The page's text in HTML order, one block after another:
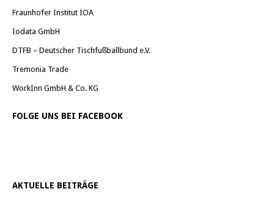
Fraunhofer Institut IOA
Iodata GmbH
DTFB – Deutscher Tischfußballbund e.V.
Tremonia Trade
WorkInn GmbH & Co. KG
FOLGE UNS BEI FACEBOOK
AKTUELLE BEITRÄGE